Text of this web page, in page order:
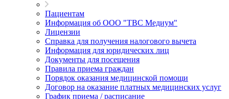
Пациентам
Информация об ООО "ТВС Медиум"
Лицензии
Справка для получения налогового вычета
Информация для юридических лиц
Документы для посещения
Правила приема граждан
Порядок оказания медицинской помощи
Договор на оказание платных медицинских услуг
График приема / расписание